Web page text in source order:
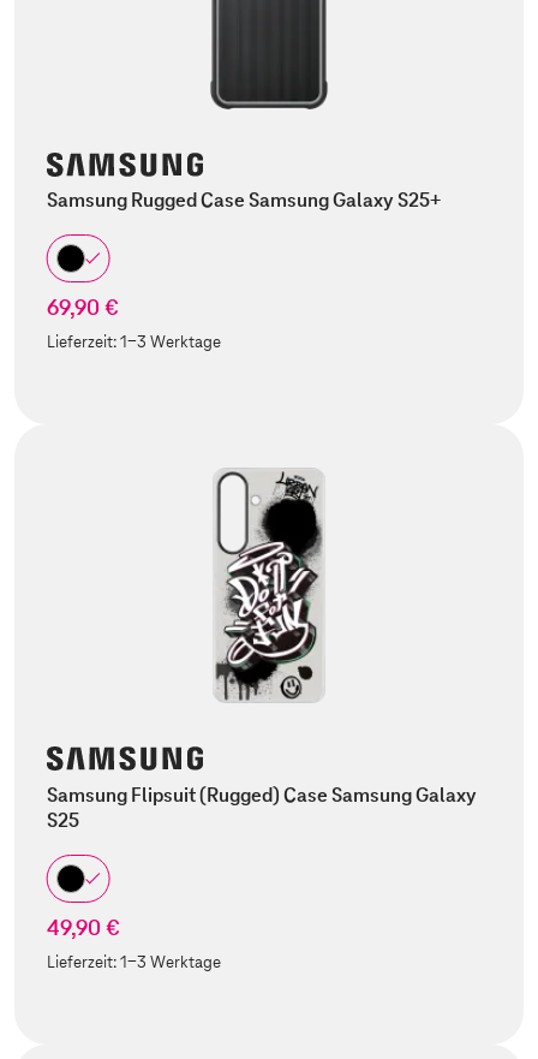
Samsung Rugged Case Samsung Galaxy S25+
69,90 €
Lieferzeit:1-3 Werktage
Samsung Flipsuit (Rugged) Case Samsung Galaxy
S25
49,90 €
Lieferzeit:1-3 Werktage